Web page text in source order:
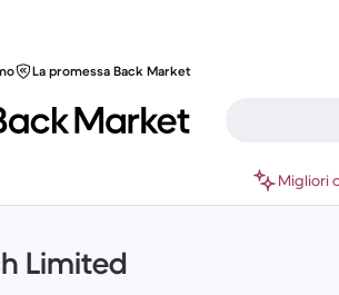
La promessa Back Market
Migliori
Limited